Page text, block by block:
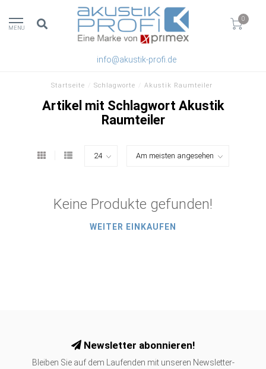
MENU
0
info@akustik-profi.de
Startseite Schlagworte Akustik Raumteiler
Artikel mit Schlagwort Akustik
Raumteiler
Keine Produkte gefunden!
WEITER EINKAUFEN
Newsletter abonnieren!
Bleiben Sie auf dem Laufenden mit unseren Newsletter-